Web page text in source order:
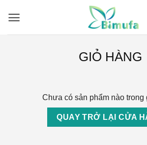
GIỎ HÀNG
Chưa có sản phẩm nào trong
QUAY TRỞ LẠI CỬA